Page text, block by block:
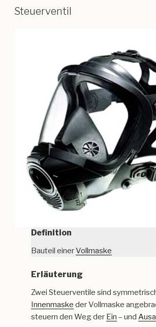
Steuerventil
Definition
Bauteil einerVollmaske
Erläuterung
Zwei Steuerventile sind
Innenmaske der Vollmaske
steuern den Weg der Ein – und